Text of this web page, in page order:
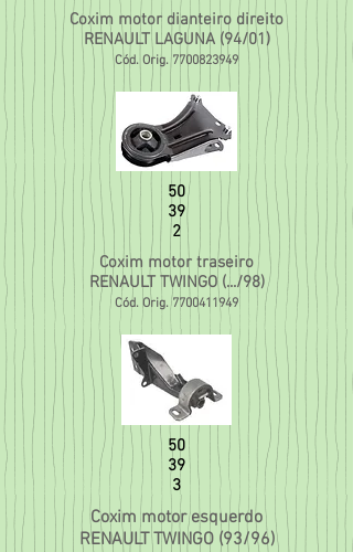
Coxim motor dianteiro direito
RENAULT LAGUNA (94/01)
Cód. Orig.7700823949
50
39
2
Coxim motor traseiro
RENAULT TWINGO (.../98)
Cód. Orig.7700411949
50
39
3
Coxim motor esquerdo
RENAULT TWINGO (93/96)